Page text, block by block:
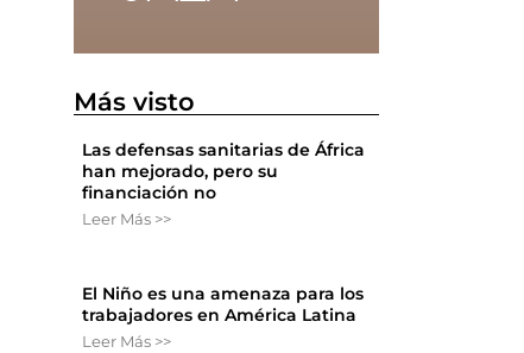
Más visto
Las defensas sanitarias de África
han mejorado, pero su
financiación no
Leer Más >>
El Niño es una amenaza para los
trabajadores en América Latina
Leer Más >>